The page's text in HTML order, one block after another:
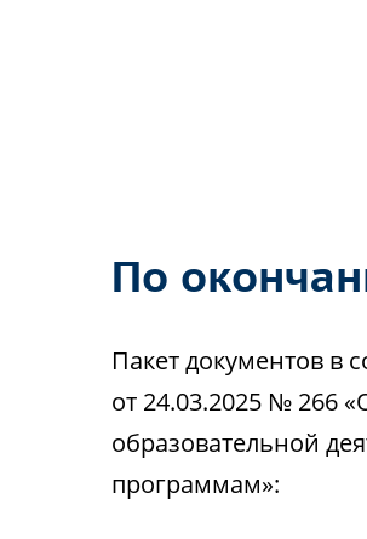
По
Пакет документов в
от 24.03.2025 № 266
образовательной
программам»: